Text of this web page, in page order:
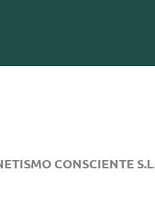
CONSCIENTE